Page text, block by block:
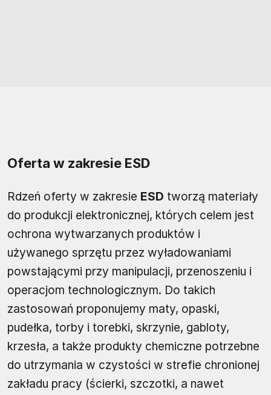
Oferta w zakresie ESD
Rdzeń oferty w zakresie ESD tworzą materiały
do produkcji elektronicznej, których celem jest
ochrona wytwarzanych produktów i
używanego sprzętu przez wyładowaniami
powstającymi przy manipulacji, przenoszeniu i
operacjom technologicznym. Do takich
zastosowań proponujemy maty, opaski,
pudełka, torby i torebki, skrzynie, gabloty,
krzesła, a także produkty chemiczne potrzebne
do utrzymania w czystości w strefie chronionej
zakładu pracy (ścierki, szczotki, a nawet